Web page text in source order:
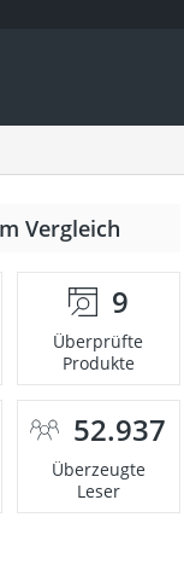
Vergleich
9
Überprüfte
Produkte
52.937
Überzeugte
Leser